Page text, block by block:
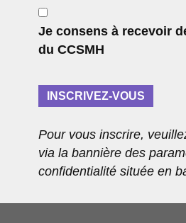
r
i
e
*
C
n
s
n
t
Je consens à recevoir
du CCSMH
INSCRIVEZ-VOUS
Pour vous inscrire,
via la bannière des
confidentialité située en